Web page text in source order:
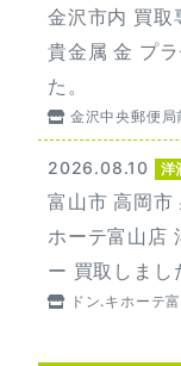
金沢市内 買取
貴金属 金 プ
た。
金沢中央郵便局
2026.08.10 洋
富山市 高岡市
ホーテ富山店
ー 買取しまし
ドン.キホーテ